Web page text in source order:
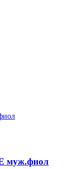
муж.фиол